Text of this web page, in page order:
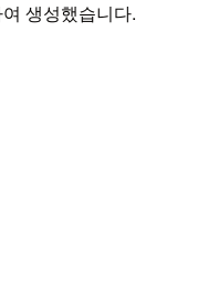
생성했습니다.